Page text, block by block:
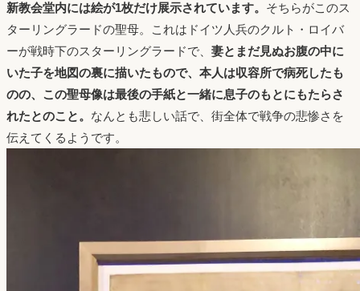
新教会堂内には絵が1枚だけ展示されています。 そちらがこのス
ターリングラードの聖母。これはドイツ人兵のクルト・ロイバ
ーが戦時下のスターリングラードで、 妻とまだ見ぬお腹の中に
いた子を地図の裏に描いたもので、本人は収容所で病死したも
のの、この聖母像は最後の手紙と一緒に息子のもとにもたらさ
れたとのこと。 なんとも悲しい話で、街全体で戦争の悲惨さを
伝えてくるようです。